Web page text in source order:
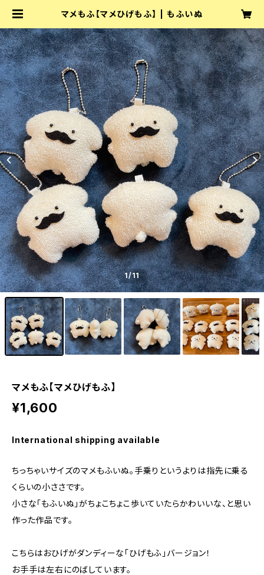
マメもふ【マメひげもふ】 | もふいぬ
1/11
マメもふ【マメひげもふ】
¥1,600
International shipping available
ちっちゃいサイズのマメもふいぬ。手乗りというよりは指先に乗る
くらいの小ささです。
小さな「もふいぬ」がちょこちょこ歩いていたらかわいいな、と思い
作った作品です。
こちらはおひげがダンディーな「ひげもふ」バージョン！
お手手は左右にのばしています。